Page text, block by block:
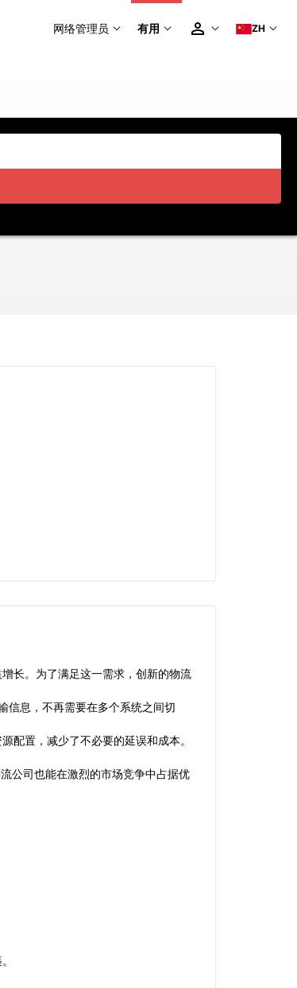
网络管理员 有用 ZH
长。为了满足这一需求，创新的物流
信息，不再需要在多个系统之间切
配置，减少了不必要的延误和成本。
公司也能在激烈的市场竞争中占据优